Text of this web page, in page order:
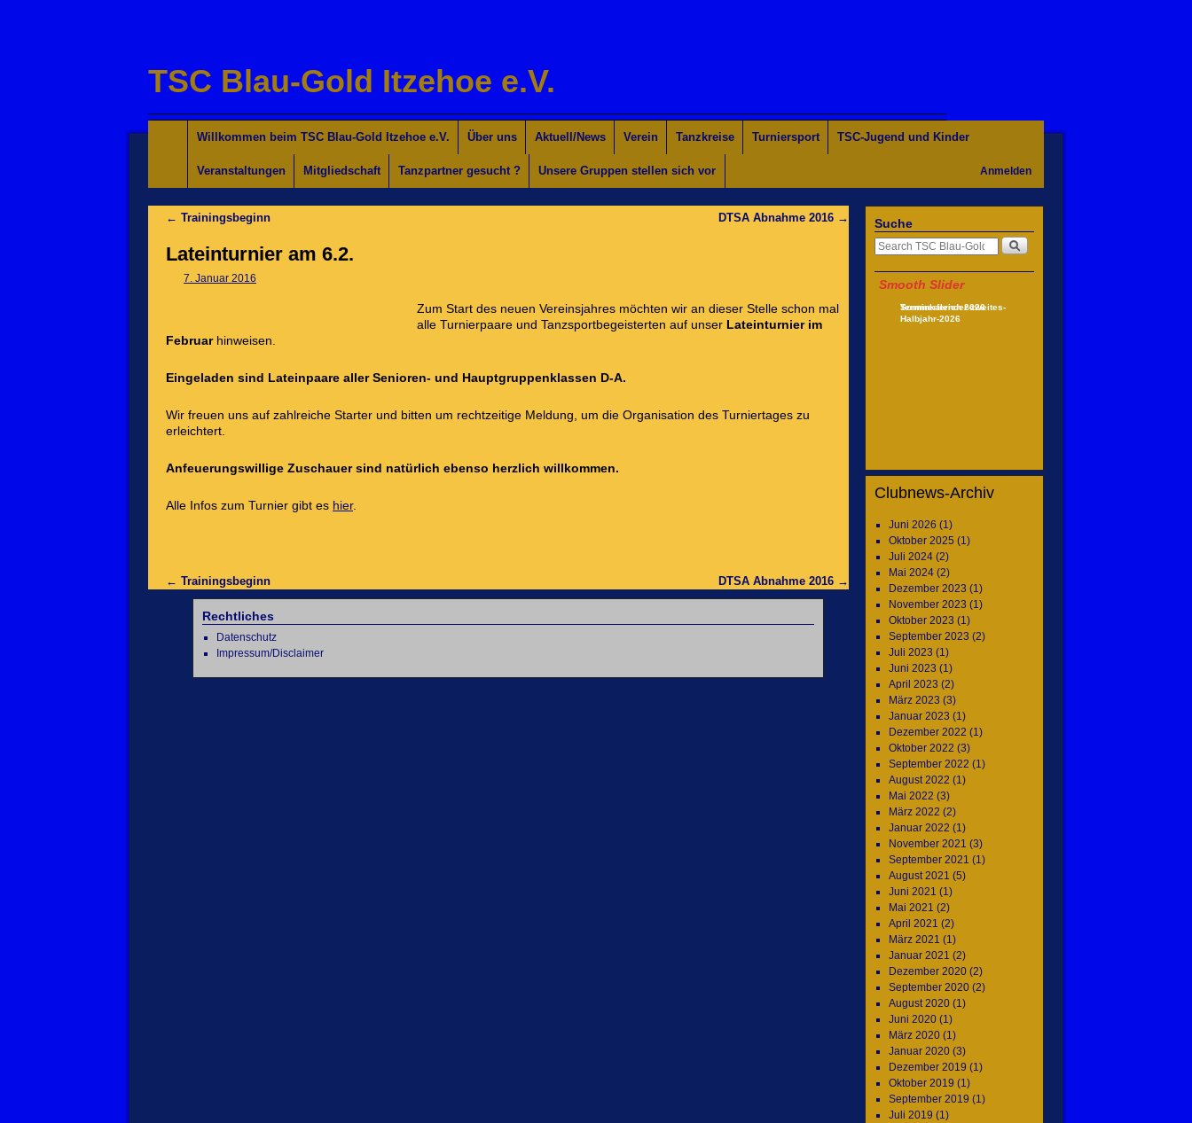
TSC Blau-Gold Itzehoe e.V.
Willkommen für Interessierte
Tanzkurse Aktuell
Unsere Trainer/innen
Turniersport
Jugend/Kinder
Willkommen beim TSC Blau-Gold Itzehoe e.V. Über uns Aktuell/News Verein Tanzkreise Turniersport TSC-Jugend und Kinder
Veranstaltungen Mitgliedschaft Tanzpartner gesucht ? Unsere Gruppen stellen sich vor Anmelden
← Trainingsbeginn DTSA Abnahme 2016 →
Lateinturnier am 6.2.
7. Januar 2016
Zum Start des neuen Vereinsjahres möchten wir an dieser Stelle schon mal
alle Turnierpaare und Tanzsportbegeisterten auf unser Lateinturnier im
Februarhinweisen.
Eingeladen sind Lateinpaare aller Senioren- und Hauptgruppenklassen D-A.
Wir freuen uns auf zahlreiche Starter und bitten um rechtzeitige Meldung, um die Organisation des Turniertages zu
erleichtert.
Anfeuerungswillige Zuschauer sind natürlich ebenso herzlich willkommen.
Alle Infos zum Turnier gibt es hier.
← Trainingsbeginn DTSA Abnahme 2016 →
Rechtliches
Datenschutz
Impressum/Disclaimer
Suche
Smooth Slider
Terminkalender-zweites-
Halbjahr-2026
Sommerferien 2026
Clubnews-Archiv
Juni 2026 (1)
Oktober 2025 (1)
Juli 2024(2)
Mai 2024(2)
Dezember 2023 (1)
November 2023 (1)
Oktober 2023 (1)
September 2023 (2)
Juli 2023 (1)
Juni 2023 (1)
April 2023 (2)
März 2023 (3)
Januar 2023 (1)
Dezember 2022 (1)
Oktober 2022 (3)
September 2022 (1)
August 2022 (1)
Mai 2022 (3)
März 2022 (2)
Januar 2022 (1)
November 2021 (3)
September 2021 (1)
August 2021 (5)
Juni 2021 (1)
Mai 2021 (2)
April 2021 (2)
März 2021 (1)
Januar 2021 (2)
Dezember 2020(2)
September 2020(2)
August 2020(1)
Juni 2020(1)
März 2020(1)
Januar 2020(3)
Dezember 2019 (1)
Oktober 2019 (1)
September 2019 (1)
Juli 2019 (1)